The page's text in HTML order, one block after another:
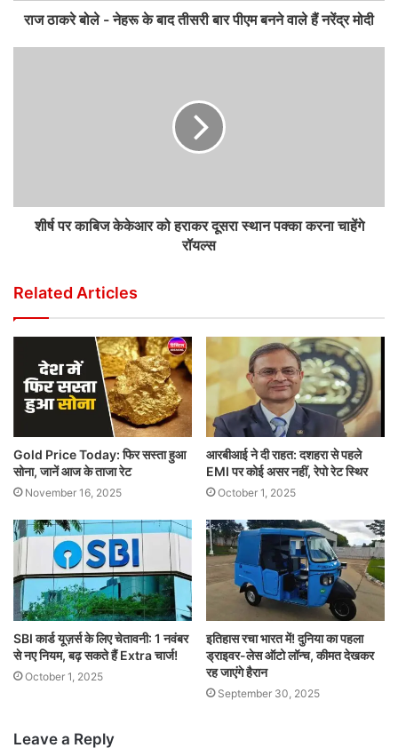
राज ठाकरे बोले - नेहरू के बाद तीसरी बार पीएम बनने वाले हैं नरेंद्र मोदी
शीर्ष पर काबिज केकेआर को हराकर दूसरा स्थान पक्का करना चाहेंगे
रॉयल्स
Related Articles
Gold Price Today: फिर सस्ता हुआ
सोना, जानें आज के ताजा रेट
November 16, 2025
आरबीआई ने दी राहत: दशहरा से पहले
EMI पर कोई असर नहीं, रेपो रेट स्थिर
October 1, 2025
SBI कार्ड यूज़र्स के लिए चेतावनी: 1 नवंबर
से नए नियम, बढ़ सकते हैं Extra चार्ज!
October 1, 2025
इतिहास रचा भारत में! दुनिया का पहला
ड्राइवर-लेस ऑटो लॉन्च, कीमत देखकर
रह जाएंगे हैरान
September 30, 2025
Leave a Reply